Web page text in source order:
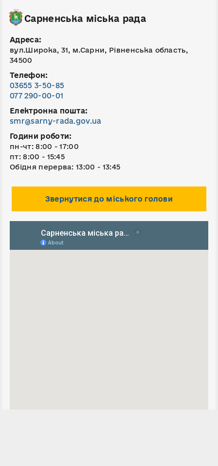
Сарненська міська рада
Адреса:
вул.Широка, 31, м.Сарни, Рівненська область,
34500
Телефон:
03655 3-50-85
077 290-00-01
Електронна пошта:
smr@sarny-rada.gov.ua
Години роботи:
пн-чт: 8:00 - 17:00
пт: 8:00 - 15:45
Обідня перерва: 13:00 - 13:45
Звернутися до міського голови